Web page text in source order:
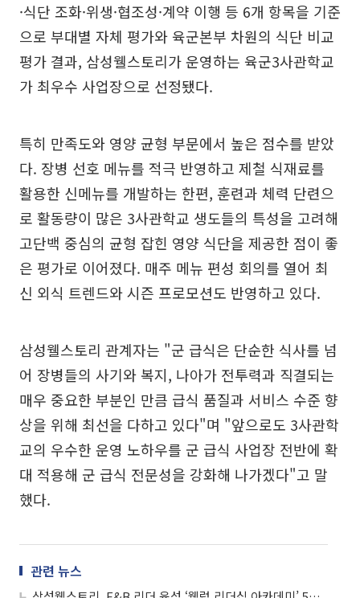
·식단 조화·위생·협조성·계약 이행 등 6개 항목을 기준
으로 부대별 자체 평가와 육군본부 차원의 식단 비교
평가 결과, 삼성웰스토리가 운영하는 육군3사관학교
가 최우수 사업장으로 선정됐다.
특히 만족도와 영양 균형 부문에서 높은 점수를 받았
다. 장병 선호 메뉴를 적극 반영하고 제철 식재료를
활용한 신메뉴를 개발하는 한편, 훈련과 체력 단련으
로 활동량이 많은 3사관학교 생도들의 특성을 고려해
고단백 중심의 균형 잡힌 영양 식단을 제공한 점이 좋
은 평가로 이어졌다. 매주 메뉴 편성 회의를 열어 최
신 외식 트렌드와 시즌 프로모션도 반영하고 있다.
삼성웰스토리 관계자는 "군 급식은 단순한 식사를 넘
어 장병들의 사기와 복지, 나아가 전투력과 직결되는
매우 중요한 부분인 만큼 급식 품질과 서비스 수준 향
상을 위해 최선을 다하고 있다"며 "앞으로도 3사관학
교의 우수한 운영 노하우를 군 급식 사업장 전반에 확
대 적용해 군 급식 전문성을 강화해 나가겠다"고 말
했다.
관련 뉴스